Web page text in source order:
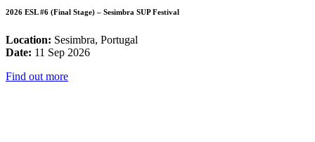
2026 ESL #6 (Final Stage) – Sesimbra SUP Festival
Location: Sesimbra, Portugal
Date: 11 Sep 2026
Find out more